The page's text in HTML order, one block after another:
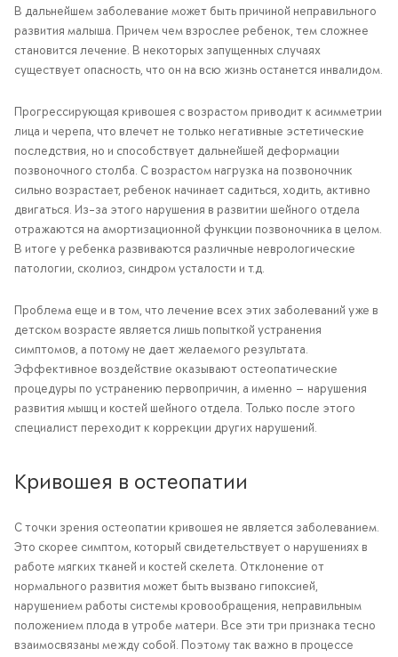
В дальнейшем заболевание может быть причиной неправильного
развития малыша. Причем чем взрослее ребенок, тем сложнее
становится лечение. В некоторых запущенных случаях
существует опасность, что он на всю жизнь останется инвалидом.
Прогрессирующая кривошея с возрастом приводит к асимметрии
лица и черепа, что влечет не только негативные эстетические
последствия, но и способствует дальнейшей деформации
позвоночного столба. С возрастом нагрузка на позвоночник
сильно возрастает, ребенок начинает садиться, ходить, активно
двигаться. Из-за этого нарушения в развитии шейного отдела
отражаются на амортизационной функции позвоночника в целом.
В итоге у ребенка развиваются различные неврологические
патологии, сколиоз, синдром усталости и т.д.
Проблема еще и в том, что лечение всех этих заболеваний уже в
детском возрасте является лишь попыткой устранения
симптомов, а потому не дает желаемого результата.
Эффективное воздействие оказывают остеопатические
процедуры по устранению первопричин, а именно — нарушения
развития мышц и костей шейного отдела. Только после этого
специалист переходит к коррекции других нарушений.
Кривошея в остеопатии
С точки зрения остеопатии кривошея не является заболеванием.
Это скорее симптом, который свидетельствует о нарушениях в
работе мягких тканей и костей скелета. Отклонение от
нормального развития может быть вызвано гипоксией,
нарушением работы системы кровообращения, неправильным
положением плода в утробе матери. Все эти три признака тесно
взаимосвязаны между собой. Поэтому так важно в процессе